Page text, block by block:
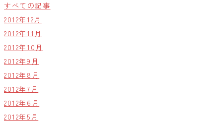
すべての記事
2012年12月
2012年11月
2012年10月
2012年9月
2012年8月
2012年7月
2012年6月
2012年5月